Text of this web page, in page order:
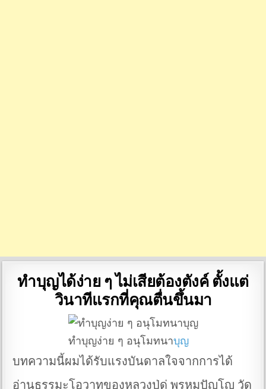
ทำบุญได้ง่าย ๆ ไม่เสียต้องตังค์ ตั้งแต่
วินาทีแรกที่คุณตื่นขึ้นมา
ทำบุญง่าย ๆ อนุโมทนาบุญ
บทความนี้ผมได้รับแรงบันดาลใจจากการได้
อ่านธรรมะโอวาทของหลวงปู่ดู่ พรหมปัญโญ วัด